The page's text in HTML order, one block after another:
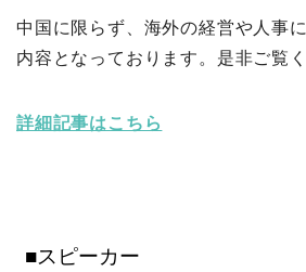
中国に限らず、海外の経営や人事
内容となっております。是非ご覧く
詳細記事はこちら
■スピーカー